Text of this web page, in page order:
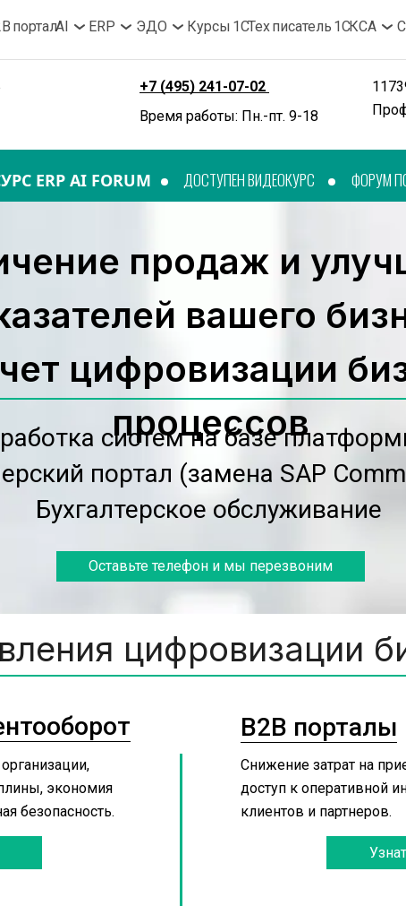
порталAI ERP ЭДО Курсы 1СТех писатель 1СКСА
+7 (495) 241-07-02
Время работы: Пн.-пт. 9-18
ERP AI FORUM ФОРУМ
ДОСТУПЕН ВИДЕОКУРС
продаж и
вашего
цифровизации
процессов
систем на базе
портал (замена SAP
Бухгалтерское обслуживание
Оставьте телефон и мы перезвоним
цифровизации
экономия
безопасность.
B2B порталы
Снижение затрат на
доступ к оперативной
клиентов и партнеров.